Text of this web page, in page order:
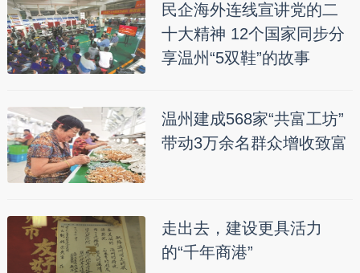
民企海外连线宣讲党的二
十大精神 12个国家同步分
享温州“5双鞋”的故事
温州建成568家“共富工坊”
带动3万余名群众增收致富
走出去，建设更具活力
的“千年商港”